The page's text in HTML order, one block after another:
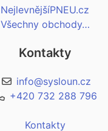
NejlevnějšíPNEU.cz
Všechny obchody…
Kontakty
info@sysloun.cz
+420 732 288 796
Kontakty